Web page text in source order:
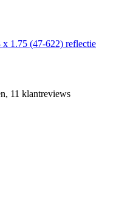
1.75 (47-622) reflectie
11 klantreviews